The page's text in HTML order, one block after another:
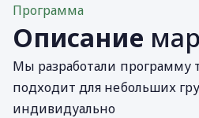
Программа
Описание
Мы разработали программу
подходит для небольших
индивидуально